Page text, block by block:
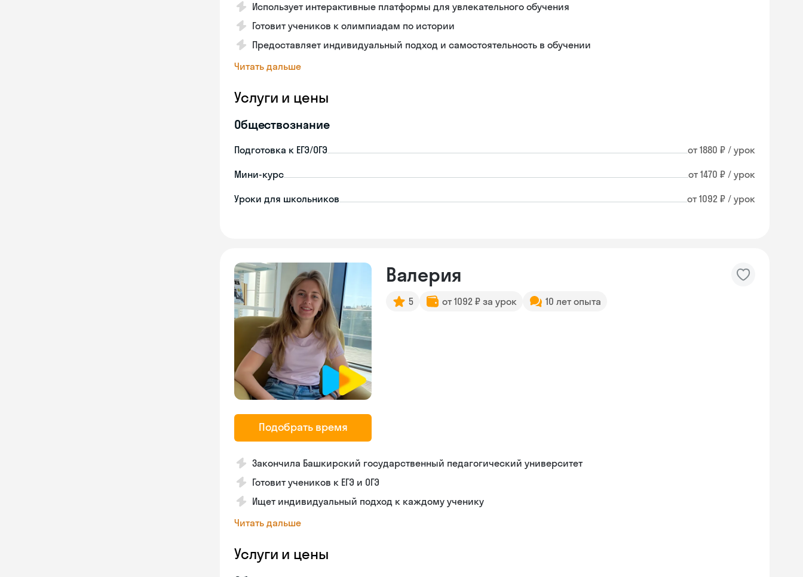
Использует интерактивные платформы для увлекательного обучения
Готовит учеников к олимпиадам по истории
Предоставляет индивидуальный подход и самостоятельность в обучении
Читать дальше
Услуги и цены
Обществознание
Подготовка к ЕГЭ/ОГЭ от 1880 ₽ / урок
Мини-курс от 1470 ₽ / урок
Уроки для школьников от 1092 ₽ / урок
Подобрать время
Валерия
5 от 1092 ₽ за урок 10 лет опыта
Закончила Башкирский государственный педагогический университет
Готовит учеников к ЕГЭ и ОГЭ
Ищет индивидуальный подход к каждому ученику
Читать дальше
Услуги и цены